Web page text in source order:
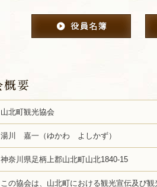
山北町観光協会
湯川 嘉一（ゆかわ よしかず）
神奈川県足柄上郡山北町山北1840-15
この協会は、山北町における観光宣伝及び